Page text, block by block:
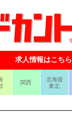
求人情報はこちら
関西
北海道
東北